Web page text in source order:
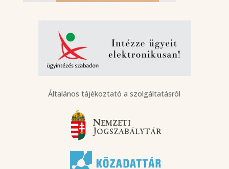
Általános tájékoztató a szolgáltatásról